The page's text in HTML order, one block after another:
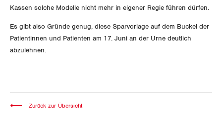
Schaffhausen
Schwyz
St. Gallen-Appenzell
Kassen solche Modelle nicht mehr in eigener Regie führen dürfen.
Es gibt also Gründe genug, diese Sparvorlage auf dem Buckel der
Patientinnen und Patienten am 17. Juni an der Urne deutlich
abzulehnen.
Zurück zur Übersicht